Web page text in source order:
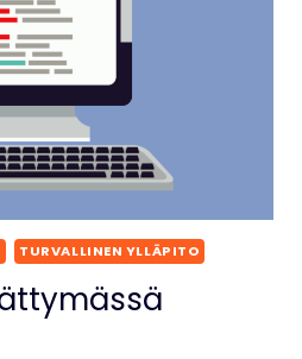
TURVALLINEN YLLÄPITO